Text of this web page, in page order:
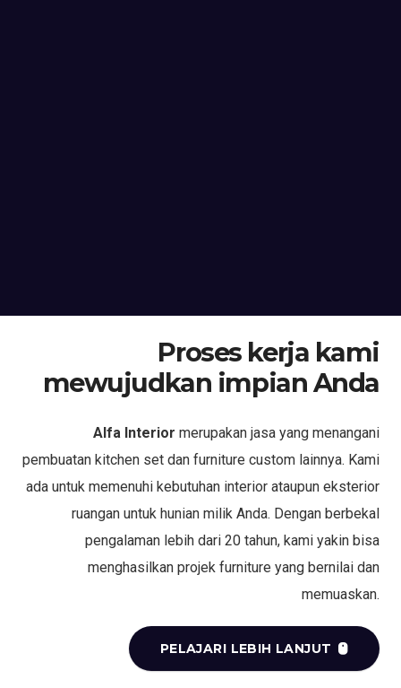
Proses kerja kami
mewujudkan impian Anda
Alfa Interior merupakan jasa yang menangani
pembuatan kitchen set dan furniture custom lainnya. Kami
ada untuk memenuhi kebutuhan interior ataupun eksterior
ruangan untuk hunian milik Anda. Dengan berbekal
pengalaman lebih dari 20 tahun, kami yakin bisa
menghasilkan projek furniture yang bernilai dan
memuaskan.
PELAJARI LEBIH LANJUT